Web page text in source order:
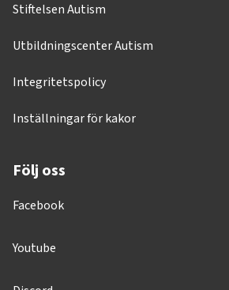
Stiftelsen Autism
Utbildningscenter Autism
Integritetspolicy
Inställningar för kakor
Följ oss
Facebook
Youtube